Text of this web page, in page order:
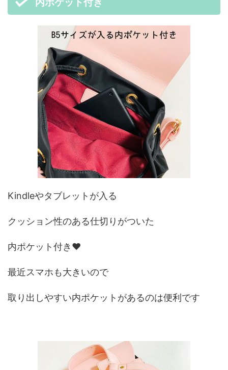
内ポケット付き
Kindleやタブレットが入る
クッション性のある仕切りがついた
内ポケット付き♥
最近スマホも大きいので
取り出しやすい内ポケットがあるのは便利です